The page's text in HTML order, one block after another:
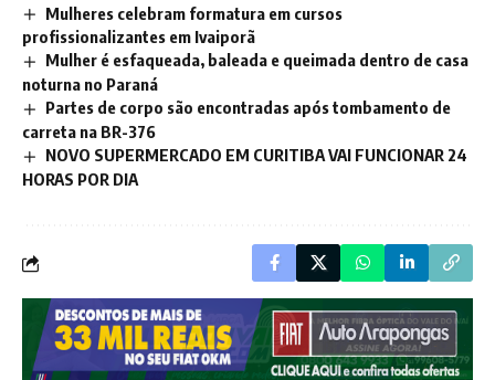
Mulheres celebram formatura em cursos
profissionalizantes em Ivaiporã
Mulher é esfaqueada, baleada e queimada dentro de casa
noturna no Paraná
Partes de corpo são encontradas após tombamento de
carreta na BR-376
NOVO SUPERMERCADO EM CURITIBA VAI FUNCIONAR 24
HORAS POR DIA